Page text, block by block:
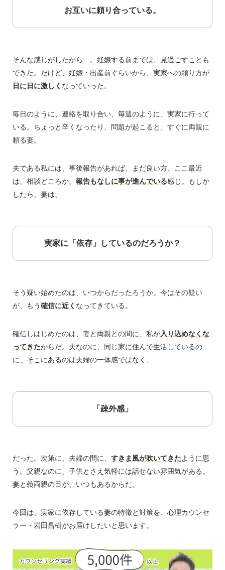
お互いに頼り合っている。
そんな感じがしたから…。妊娠する前までは、見過ごすことも
できた。だけど、妊娠・出産前ぐらいから、実家への頼り方が
日に日に激しく なっていった。
毎日のように、連絡を取り合い、毎週のように、実家に行って
いる。ちょっと辛くなったり、問題が起こると、すぐに両親に
頼る妻。
夫である私には、事後報告があれば、まだ良い方。ここ最近
は、相談どころか、 報告もなしに事が進んでいる感じ。もしか
したら、妻は、
実家に「依存」しているのだろうか？
そう疑い始めたのは、いつからだったろうか。今はその疑い
が、もう確信に近く なってきている。
確信しはじめたのは、妻と両親との間に、私が入り込めなくな
ってきたからだ。夫なのに、同じ家に住んで生活しているの
に、そこにあるのは夫婦の一体感ではなく、
「疎外感」
だった。次第に、夫婦の間に、 すきま風が吹いてきたように思
う。父親なのに、子供とさえ気軽には話せない雰囲気がある。
妻と義両親の目が、いつもあるからだ。
今回は、実家に依存している妻の特徴と対策を、心理カウンセ
ラー・岩田昌樹がお届けしたいと思います。